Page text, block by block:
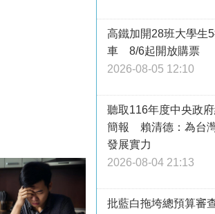
高鐵加開28班大學生
車 8/6起開放購票
2026-08-05 12:10
聽取116年度中央政
簡報 賴清德：為台
發展實力
2026-08-04 21:13
批藍白拖垮總預算審